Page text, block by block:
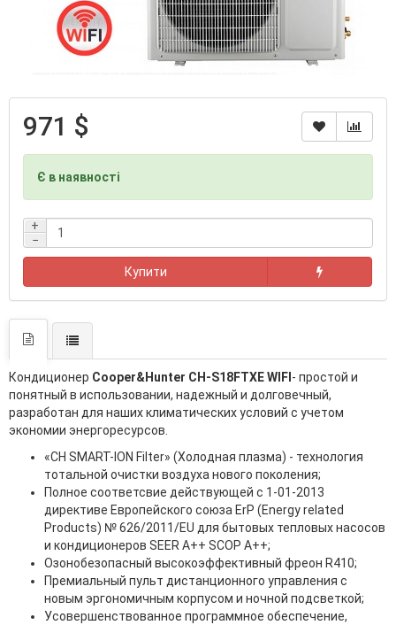
971 $
Є в наявності
+
−
Купити
Кондиционер Cooper&Hunter CH-S18FTXE WIFI - простой и
понятный в использовании, надежный и долговечный,
разработан для наших климатических условий с учетом
экономии энергоресурсов.
«CH SMART-ION Filter» (Холодная плазма) - технология
тотальной очистки воздуха нового поколения;
Полное соответсвие действующей c 1-01-2013
директиве Европейского союза ErP (Energy related
Products) № 626/2011/EU для бытовых тепловых насосов
и кондиционеров SEER A++ SCOP A++;
Озонобезопасный высокоэффективный фреон R410;
Премиальный пульт дистанционного управления с
новым эргономичным корпусом и ночной подсветкой;
Усовершенствованное программное обеспечение,